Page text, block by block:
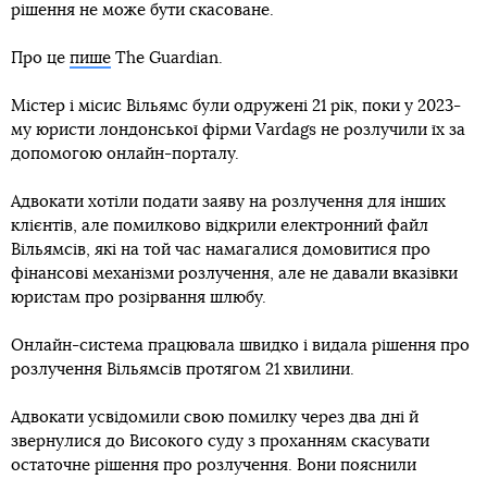
рішення не може бути скасоване.
Про це пише The Guardian.
Містер і місис Вільямс були одружені 21 рік, поки у 2023-
му юристи лондонської фірми Vardags не розлучили їх за
допомогою онлайн-порталу.
Адвокати хотіли подати заяву на розлучення для інших
клієнтів, але помилково відкрили електронний файл
Вільямсів, які на той час намагалися домовитися про
фінансові механізми розлучення, але не давали вказівки
юристам про розірвання шлюбу.
Онлайн-система працювала швидко і видала рішення про
розлучення Вільямсів протягом 21 хвилини.
Адвокати усвідомили свою помилку через два дні й
звернулися до Високого суду з проханням скасувати
остаточне рішення про розлучення. Вони пояснили